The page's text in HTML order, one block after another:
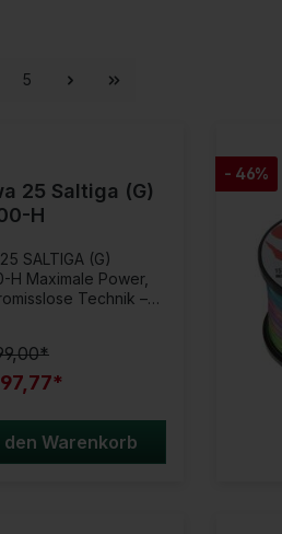
5
25 Saltiga (G)
H
SALTIGA (G)
H Maximale Power,
Technik –
Daiwa 25 SALTIGA
setzt neue
im Bereich der
Meeresrollen und
kompromisslose
den Warenkorb
- 46%